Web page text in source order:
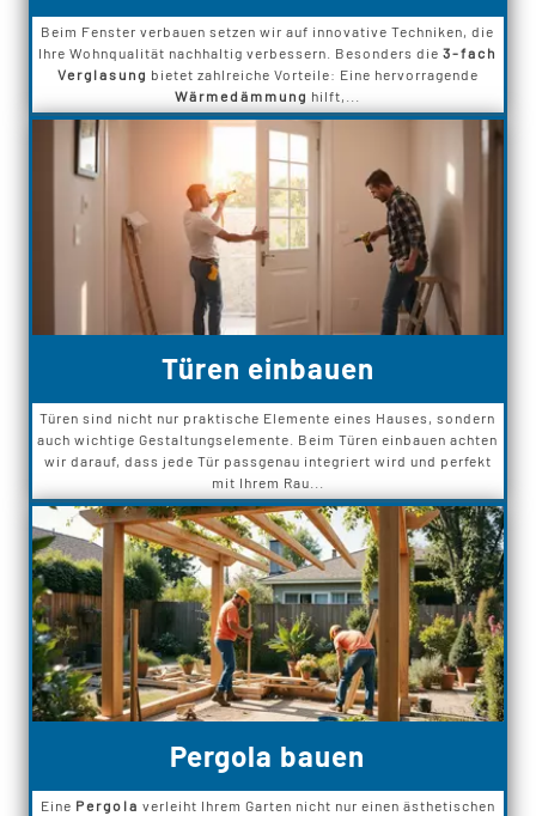
Beim Fenster verbauen setzen wir auf innovative Techniken, die
Ihre Wohnqualität nachhaltig verbessern. Besonders die3-fach
Verglasung bietet zahlreiche Vorteile: Eine hervorragende
Wärmedämmung hilft,...
Türen einbauen
Türen sind nicht nur praktische Elemente eines Hauses, sondern
auch wichtige Gestaltungselemente. Beim Türen einbauen achten
wir darauf, dass jede Tür passgenau integriert wird und perfekt
mit Ihrem Rau...
Pergola bauen
Eine Pergola verleiht Ihrem Garten nicht nur einen ästhetischen